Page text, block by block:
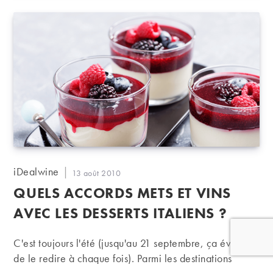
Auteur/autrice
la
publication :
iDealwine
Publication
publiée :
13 août 2010
QUELS ACCORDS METS ET VINS
AVEC LES DESSERTS ITALIENS ?
C'est toujours l'été (jusqu'au 21 septembre, ça évitera
de le redire à chaque fois). Parmi les destinations